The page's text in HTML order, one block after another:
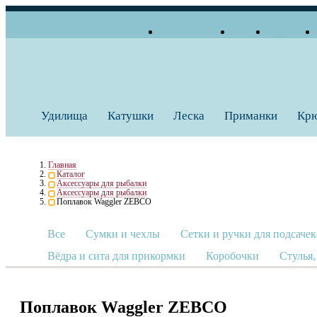
Удилища Катушки Леска Приманки
Главная
Каталог
Аксессуары для рыбалки
Аксессуары для рыбалки
Поплавок Waggler ZEBCO
Все Сумки и чехлы
Сетки и ручки для
Вёдра и сита для прикормки
Коробочки
Поплавок Waggler ZEBCO